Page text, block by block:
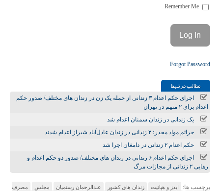
Forgot Password
مطالب مرتـبط
اجرای حکم اعدام ۳ زندانی از جمله یک زن در زندان‌ های مختلف/ صدور حکم
اعدام برای ۲ متهم در تهران
یک زندانی در زندان سمنان اعدام شد
جرائم مواد مخدر؛ ۲ زندانی در زندان عادل‌آباد شیراز اعدام شدند
حکم اعدام ۲ زندانی در دامغان اجرا شد
اجرای حکم اعدام ۶ زندانی در زندان‌ های مختلف/ صدور دو حکم اعدام و
رهایی ۲ زندانی از مجازات مرگ
برچسب ها: ایدز و هپاتیت زندان های کشور عبدالرحمان رستمیان مجلس مصرف